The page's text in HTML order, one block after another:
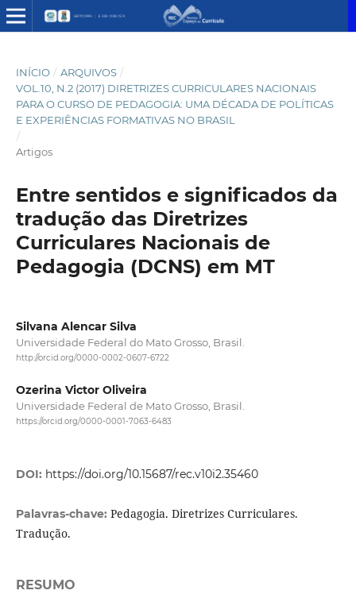
INÍCIO / ARQUIVOS /
VOL.10, N.2 (2017) DIRETRIZES CURRICULARES NACIONAIS
PARA O CURSO DE PEDAGOGIA: UMA DÉCADA DE POLÍTICAS
E EXPERIÊNCIAS FORMATIVAS NO BRASIL
/
Artigos
Entre sentidos e significados da
tradução das Diretrizes
Curriculares Nacionais de
Pedagogia (DCNS) em MT
Silvana Alencar Silva
Universidade Federal do Mato Grosso, Brasil.
http://orcid.org/0000-0002-0607-6722
Ozerina Victor Oliveira
Universidade Federal de Mato Grosso, Brasil.
https://orcid.org/0000-0001-7063-6483
DOI: https://doi.org/10.15687/rec.v10i2.35460
Palavras-chave: Pedagogia. Diretrizes Curriculares.
Tradução.
RESUMO